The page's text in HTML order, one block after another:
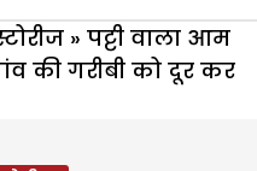
» पट्टी वाला आम
की गरीबी को दूर कर